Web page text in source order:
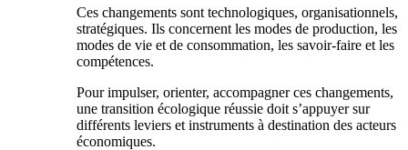
Ces changements sont technologiques, organisationnels,
stratégiques. Ils concernent les modes de production, les
modes de vie et de consommation, les savoir-faire et les
compétences.
Pour impulser, orienter, accompagner ces changements,
une transition écologique réussie doit s’appuyer sur
différents leviers et instruments à destination des acteurs
économiques.